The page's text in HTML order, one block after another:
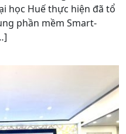
học Huế thực hiện đã tổ
phần mềm Smart-